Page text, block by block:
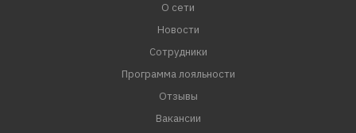
О сети
Новости
Сотрудники
Программа лояльности
Отзывы
Вакансии